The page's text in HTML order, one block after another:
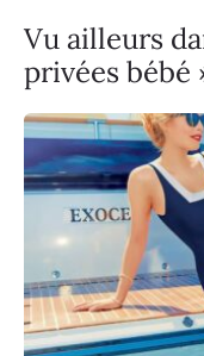
Vu ailleurs
privées bébé